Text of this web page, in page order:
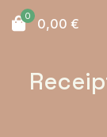
0 0,00 €